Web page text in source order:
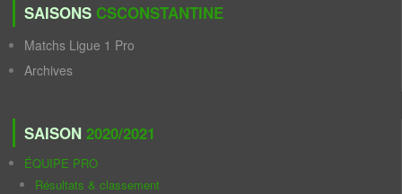
SAISONS CSCONSTANTINE
Matchs Ligue 1 Pro
Archives
SAISON 2020/2021
ÉQUIPE PRO
Résultats & classement